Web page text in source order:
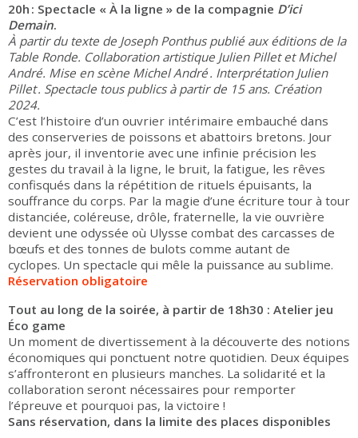
20h : Spectacle « À la ligne » de la compagnie D’ici
Demain.
À partir du texte de Joseph Ponthus publié aux éditions de la
Table Ronde. Collaboration artistique Julien Pillet et Michel
André. Mise en scène Michel André . Interprétation Julien
Pillet . Spectacle tous publics à partir de 15 ans. Création
2024.
C’est l’histoire d’un ouvrier intérimaire embauché dans
des conserveries de poissons et abattoirs bretons. Jour
après jour, il inventorie avec une infinie précision les
gestes du travail à la ligne, le bruit, la fatigue, les rêves
confisqués dans la répétition de rituels épuisants, la
souffrance du corps. Par la magie d’une écriture tour à tour
distanciée, coléreuse, drôle, fraternelle, la vie ouvrière
devient une odyssée où Ulysse combat des carcasses de
bœufs et des tonnes de bulots comme autant de
cyclopes. Un spectacle qui mêle la puissance au sublime.
Réservation obligatoire
Tout au long de la soirée, à partir de 18h30 : Atelier jeu
Éco game
Un moment de divertissement à la découverte des notions
économiques qui ponctuent notre quotidien. Deux équipes
s’affronteront en plusieurs manches. La solidarité et la
collaboration seront nécessaires pour remporter
l’épreuve et pourquoi pas, la victoire !
Sans réservation, dans la limite des places disponibles